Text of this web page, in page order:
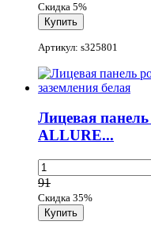
Скидка 5%
Артикул: s325801
Лицевая
ALLURE...
91
Скидка 35%